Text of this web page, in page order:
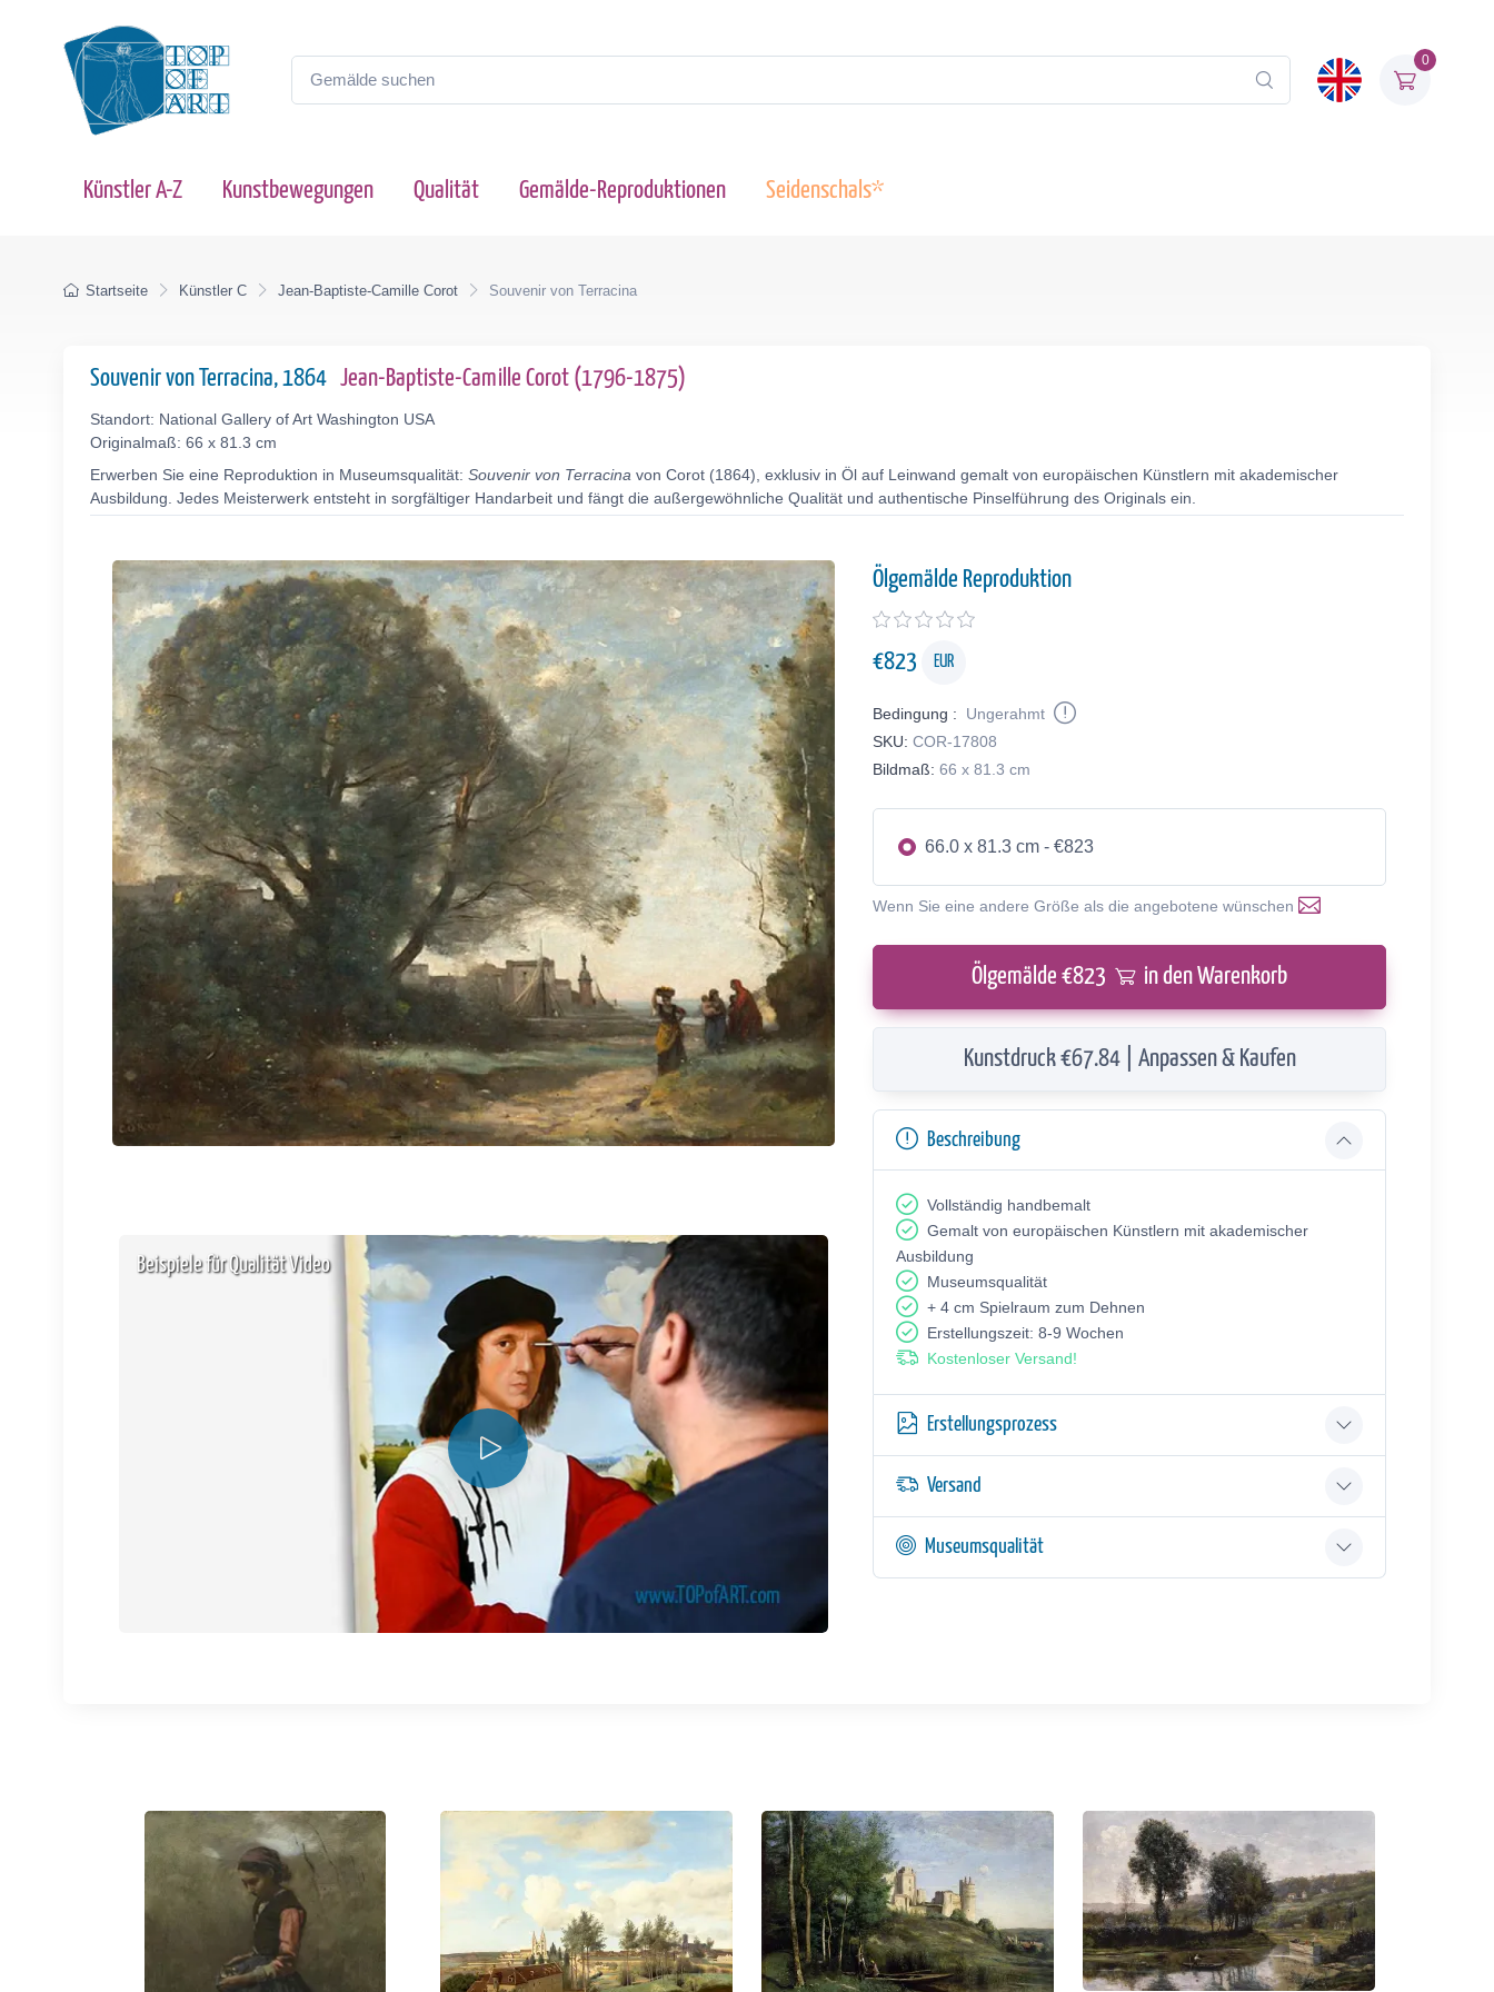
0
Künstler A-Z Kunstbewegungen Qualität Gemälde-Reproduktionen Seidenschals*
Startseite Künstler C Jean-Baptiste-Camille Corot Souvenir von Terracina
Souvenir von Terracina, 1864 Jean-Baptiste-Camille Corot (1796-1875)
Standort: National Gallery of Art Washington USA
Originalmaß: 66 x 81.3 cm
Erwerben Sie eine Reproduktion in Museumsqualität: Souvenir von Terracina von Corot (1864), exklusiv in Öl auf Leinwand gemalt von europäischen Künstlern mit akademischer
Ausbildung. Jedes Meisterwerk entsteht in sorgfältiger Handarbeit und fängt die außergewöhnliche Qualität und authentische Pinselführung des Originals ein.
Beispiele für Qualität Video
Ölgemälde Reproduktion
€823 EUR
Bedingung :
Ungerahmt
SKU: COR-17808
Bildmaß: 66 x 81.3 cm
66.0 x 81.3 cm - €823
Wenn Sie eine andere Größe als die angebotene wünschen
Ölgemälde €823 in den Warenkorb
Kunstdruck €67.84 | Anpassen & Kaufen
Beschreibung
Vollständig handbemalt
Gemalt von europäischen Künstlern mit akademischer
Ausbildung
Museumsqualität
+ 4 cm Spielraum zum Dehnen
Erstellungszeit: 8-9 Wochen
Kostenloser Versand!
Erstellungsprozess
Versand
Museumsqualität